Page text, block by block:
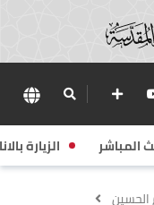
المباشر الزيارة